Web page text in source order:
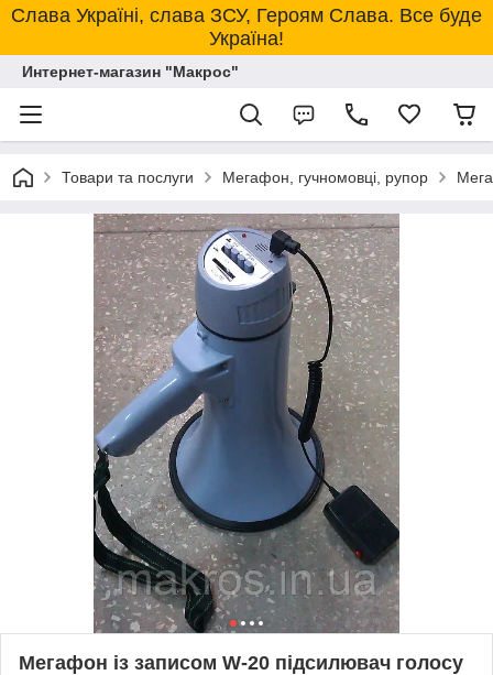
Слава Україні, слава ЗСУ, Героям Слава. Все буде
Україна!
Интернет-магазин "Макрос"
Товари та послуги Мегафон, гучномовці, рупор
Мегафон із записом W-20 підсилювач голосу